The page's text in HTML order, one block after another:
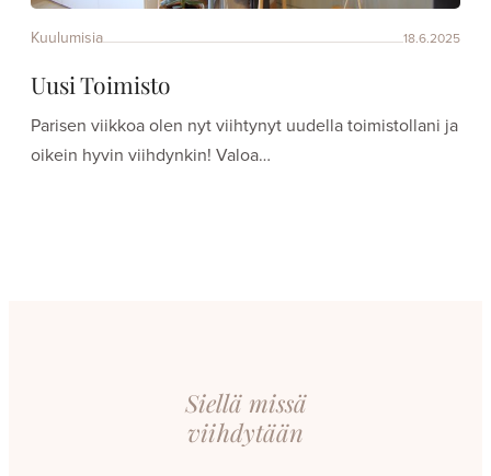
Kuulumisia 18.6.2025
Uusi Toimisto
Parisen viikkoa olen nyt viihtynyt uudella toimistollani ja
oikein hyvin viihdynkin! Valoa…
Siellä missä
viihdytään